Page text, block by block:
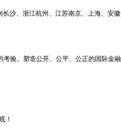
沙、浙江杭州、江苏南京、上海、安
验。塑造公开、公平、公正的国际金融
！